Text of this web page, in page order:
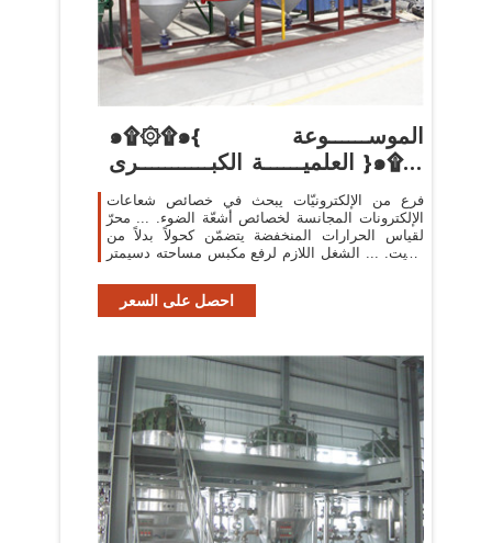
๑۩۞۩๑{ الموســــــوعة
العلميــــــة الكبـــــــــــرى }๑۩۞
...
فرع من الإلكترونيّات يبحث في خصائص شعاعات
الإلكترونات المجانسة لخصائص أشعّة الضوء. ... محرّ
لقياس الحرارات المنخفضة يتضمّن كحولاً بدلاً من
الزيت. ... الشغل اللازم لرفع مكبس مساحته دسيمتر
احصل على السعر